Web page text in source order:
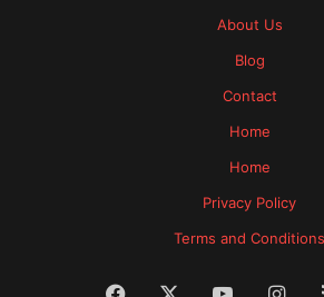
About Us
Blog
Contact
Home
Home
Privacy Policy
Terms and Conditions
Facebook YouTube